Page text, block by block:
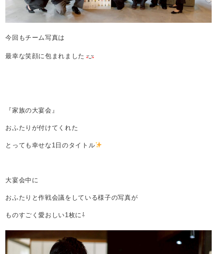
今回もチーム写真は
最幸な笑顔に包まれました
『家族の大宴会』
おふたりが付けてくれた
とっても幸せな1日のタイトル
大宴会中に
おふたりと作戦会議をしている様子の写真が
ものすごく愛おしい1枚に⇩